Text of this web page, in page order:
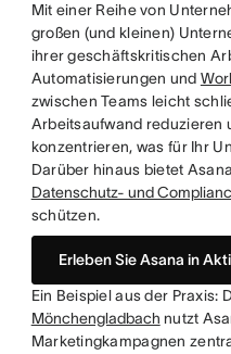
Mit einer Reihe von
großen (und kleinen)
ihrer geschäftskritischen
Automatisierungen und
zwischen Teams leicht
Arbeitsaufwand reduzieren
konzentrieren, was für Ihr
Darüber hinaus bietet
Datenschutz- und
schützen.
Erleben Sie Asana in
Ein Beispiel aus der Praxis:
Mönchengladbach nutzt
Marketingkampagnen